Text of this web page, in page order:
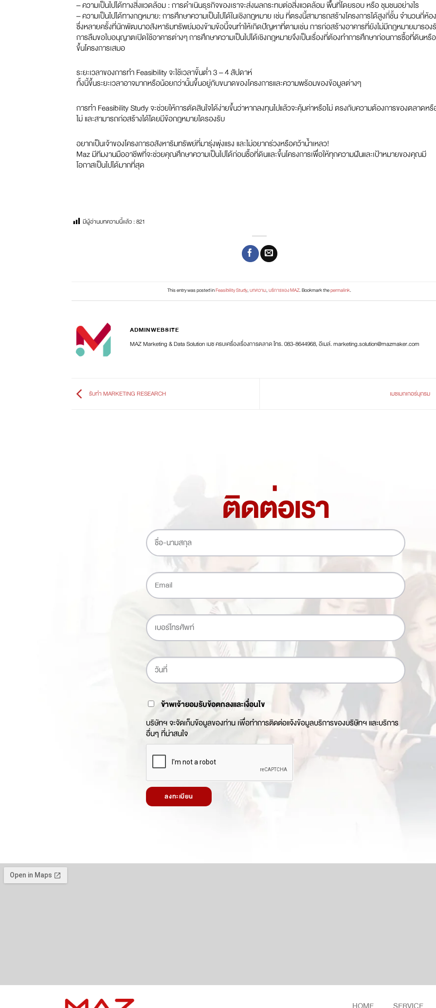
– ความเป็นไปได้ทางสิ่งแวดล้อม : การดำเนินธุรกิจของเราจะส่งผลกระทบต่อสิ่งแวดล้อม พื้นที่โดยรอบ หรือ ชุมชนอย่างไร
– ความเป็นไปได้ทางกฎหมาย: การศึกษาความเป็นไปได้ในเชิงกฎหมาย เช่น ที่ตรงนี้สามารถสร้างโครงการได้สูงกี่ชั้น จำนวนกี่ห้อง
ซึ่งหลายครั้งที่นักพัฒนาอสังหาริมทรัพย์มองข้ามข้อนี้จนทำให้เกิดปัญหาที่ตามเช่น การก่อสร้างอาคารที่ยังไม่มีกฎหมายมารอง
การลืมขอใบอนุญาตเปิดใช้อาคารต่างๆ การศึกษาความเป็นไปได้เชิงกฎหมายจึงเป็นเรื่องที่ต้องทำการศึกษาก่อนการซื้อที่ดินหรือ
ขึ้นโครงการเสมอ
ระยะเวลาของการทำ Feasibility จะใช้เวลาขั้นต่ำ 3 – 4 สัปดาห์
ทั้งนี้ขึ้นระยะเวลาอาจมากหรือน้อยกว่านั้นขึ้นอยู่กับขนาดของโครงการและความพร้อมของข้อมูลต่างๆ
การทำ Feasibility Study จะช่วยให้การตัดสินใจได้ง่ายขึ้นว่าหากลงทุนไปแล้วจะคุ้มค่าหรือไม่ ตรงกับความต้องการของตลาดห
ไม่ และสามารถก่อสร้างได้โดยมีข้อกฎหมายใดรองรับ
อยากเป็นเจ้าของโครงการอสังหาริมทรัพย์ที่มารุ่งพุ่งแรง และไม่อยากร่วงหรือคว้าน้ำเหลว!
Maz มีทีมงานมืออาชีพที่จะช่วยคุณศึกษาความเป็นไปได้ก่อนซื้อที่ดินและขึ้นโครงการเพื่อให้ทุกความฝันและเป้าหมายของคุณมี
โอกาสเป็นไปได้มากที่สุด
มีผู้อ่านบทความนี้เเล้ว :821
This entry was posted inFeasibility Study,บทความ,บริการของ MAZ. Bookmark thepermalink.
ADMINWEBSITE
MAZ Marketing & Data Solution เมซ ครบเครื่องเรื่องการตลาด โทร. 083-8644968, อีเมล์. marketing.solution@mazmaker.com
รับทำ MARKETING RESEARCH เมซเมกเกอร์นุกรม
ติดต่อเรา
ข้าพเจ้ายอมรับข้อตกลงและเงื่อนไข
บริษัทฯ จะจัดเก็บข้อมูลของท่าน เพื่อทำการติดต่อแจ้งข้อมูลบริการของบริษัทฯ และบริการ
อื่นๆ ที่น่าสนใจ
ลงทะเบียน